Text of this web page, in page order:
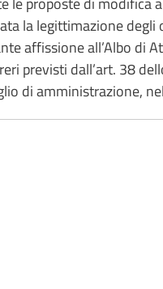
la legittimazione degli
affissione all’Albo di
previsti dall’art. 38
di amministrazione,